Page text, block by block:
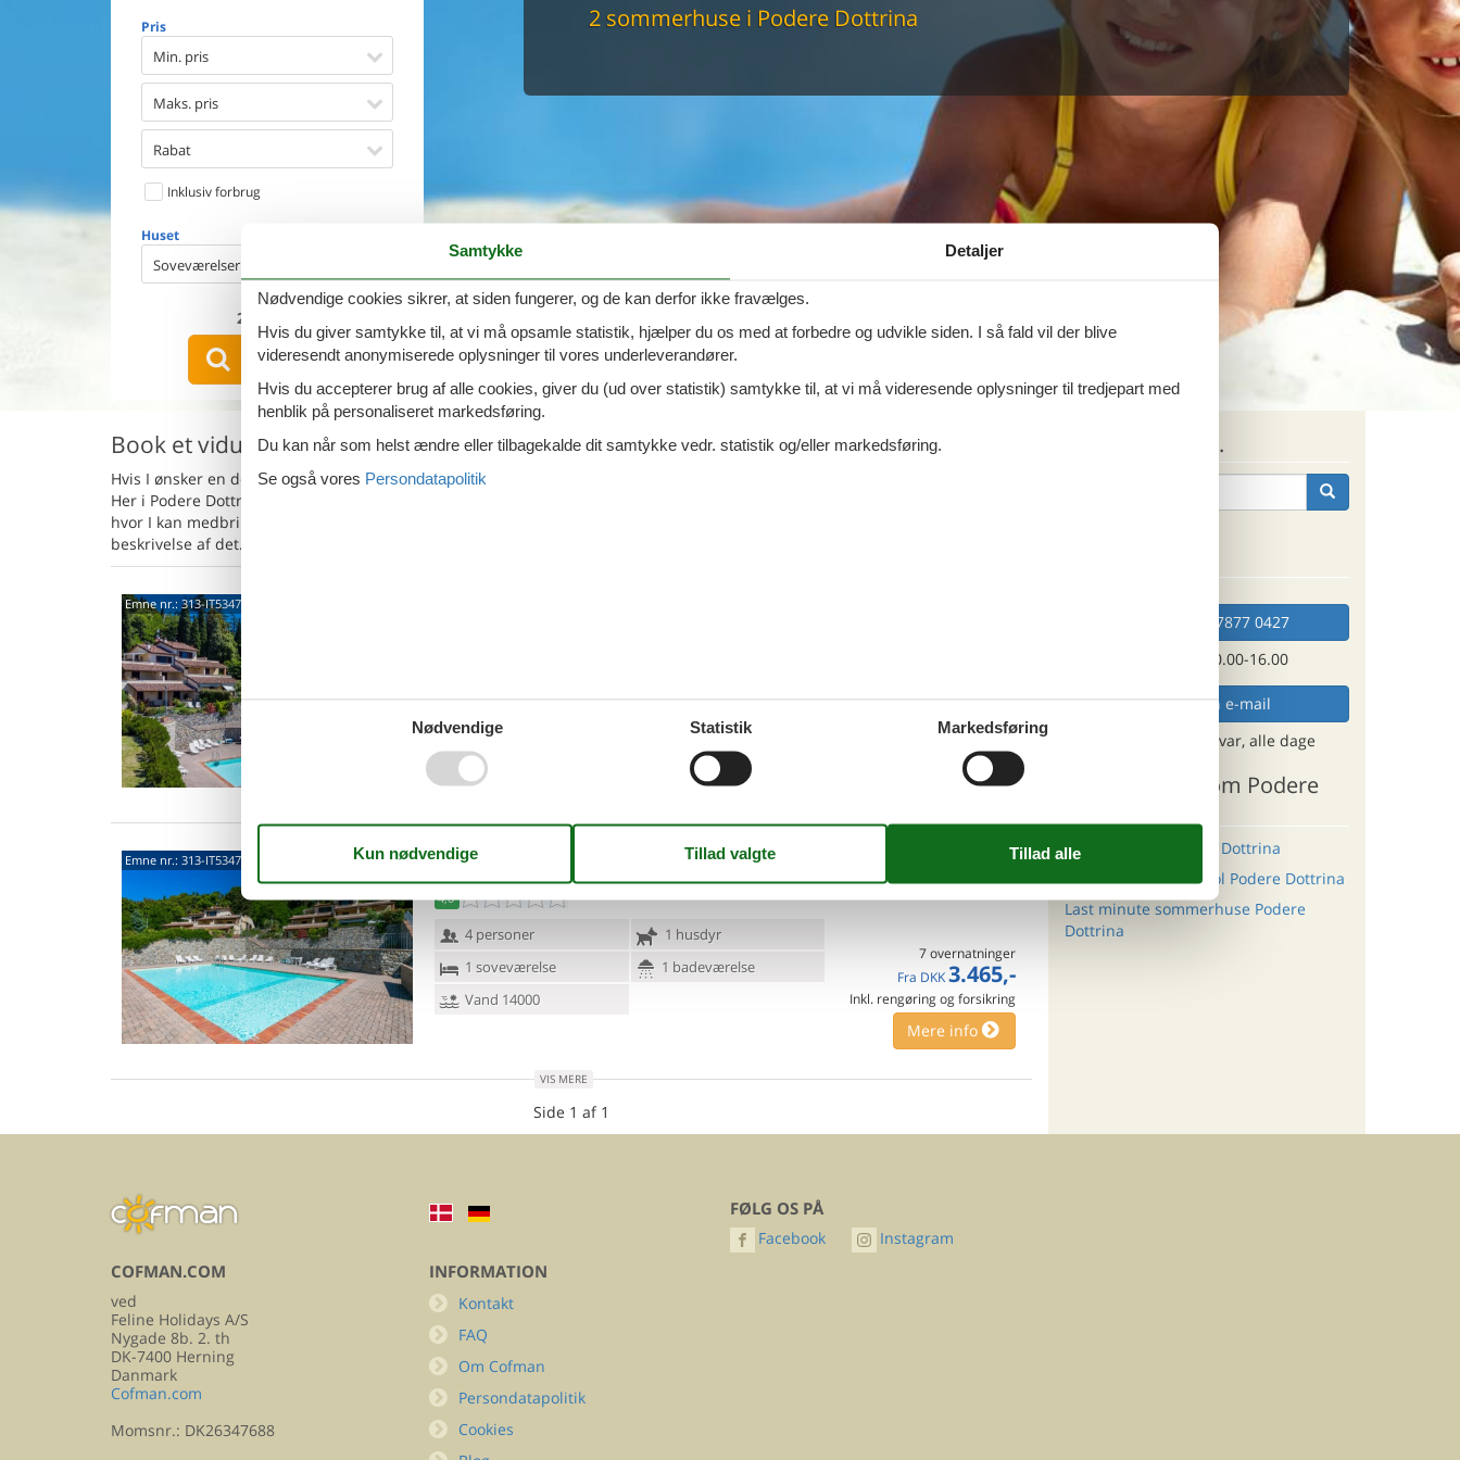
Pris
Min. pris
Maks. pris
Rabat
Inklusiv forbrug
Huset
Soveværelser
2
VIS HUSE
Aircondition
Ladestander til elbil
2 sommerhuse i Podere Dottrina
Book et vidunderligt sommerhus i Podere Dottrina med hund tilladt
Hvis I ønsker en dejlig ferie med hund iPodere Dottrina
Her i Podere Dottrina kan I vælge mellem 14 sommerhuse, hvor hund er tilladt. I kan let finde og reservere et sommerhus,
hvor I kan medbringe hund, ud fra jeres søgeparametre ved at søge her på siden. Finder I et spændende hus, kan I læse en
beskrivelse af det. Hvis det opfylder jeres forventninger kan I reservere det.
Emne nr.: 313-IT5347.628.2
Vand 14000
7 overnatninger
DKK 3.255,-
Mere info
VIS MERE
Emne nr.: 313-IT5347.628.1 56046 - Riparbella
4,0
4 personer
1 husdyr
1 soveværelse
1 badeværelse
Vand 14000
7 overnatninger
Fra DKK 3.465,-
Inkl. rengøring og forsikring
Mere info
VIS MERE
Side 1 af 1
Søg efter husnr.
Ring (+45) 7877 0427
Man. - fre. 10.00-16.00
Send en e-mail
og få et hurtigt svar, alle dage
Andre artikler om Podere
Sommerhus i Podere Dottrina
Sommerhus med pool Podere Dottrina
Last minute sommerhuse Podere
Dottrina
COFMAN.COM
ved
Feline Holidays A/S
Nygade 8b. 2. th
DK-7400 Herning
Danmark
Cofman.com
Momsnr.: DK26347688
INFORMATION
Kontakt
FAQ
Om Cofman
Persondatapolitik
Cookies
FØLG OS PÅ
Facebook Instagram
Samtykke Detaljer
Nødvendige cookies sikrer, at siden fungerer, og de kan derfor ikke fravælges.
Hvis du giver samtykke til, at vi må opsamle statistik, hjælper du os med at forbedre og udvikle siden. I så fald vil der blive
videresendt anonymiserede oplysninger til vores underleverandører.
Hvis du accepterer brug af alle cookies, giver du (ud over statistik) samtykke til, at vi må videresende oplysninger til tredjepart med
henblik på personaliseret markedsføring.
Du kan når som helst ændre eller tilbagekalde dit samtykke vedr. statistik og/eller markedsføring.
Se også vores Persondatapolitik
Nødvendige Statistik Markedsføring